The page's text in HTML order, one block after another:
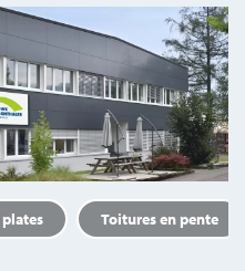
Toitures en pente